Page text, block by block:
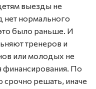
выезды не
нет нормального
было раньше. И
тренеров и
или молодых не
финансирования. По
срочно решать, иначе